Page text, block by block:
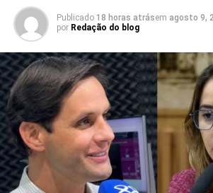
Publicado 18 horas atrásem agosto 9,
por Redação do blog